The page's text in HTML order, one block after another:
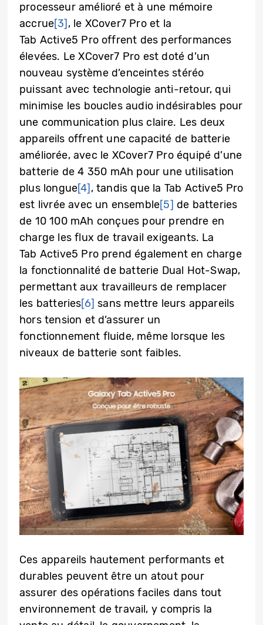
processeur amélioré et à une mémoire
accrue[3] , le XCover7 Pro et la
Tab Active5 Pro offrent des performances
élevées. Le XCover7 Pro est doté d’un
nouveau système d’enceintes stéréo
puissant avec technologie anti-retour, qui
minimise les boucles audio indésirables pour
une communication plus claire. Les deux
appareils offrent une capacité de batterie
améliorée, avec le XCover7 Pro équipé d’une
batterie de 4 350 mAh pour une utilisation
plus longue[4] , tandis que la Tab Active5 Pro
est livrée avec un ensemble[5] de batteries
de 10 100 mAh conçues pour prendre en
charge les flux de travail exigeants. La
Tab Active5 Pro prend également en charge
la fonctionnalité de batterie Dual Hot-Swap,
permettant aux travailleurs de remplacer
les batteries[6] sans mettre leurs appareils
hors tension et d’assurer un
fonctionnement fluide, même lorsque les
niveaux de batterie sont faibles.
Ces appareils hautement performants et
durables peuvent être un atout pour
assurer des opérations faciles dans tout
environnement de travail, y compris la